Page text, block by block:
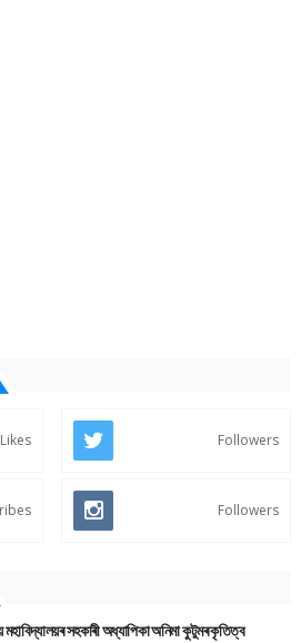
Likes Followers
Followers
মহাবিদ্যালয়ৰ সহকাৰী অধ্যাপিকা অনিমা কুটুমৰ কৃতিত্ব